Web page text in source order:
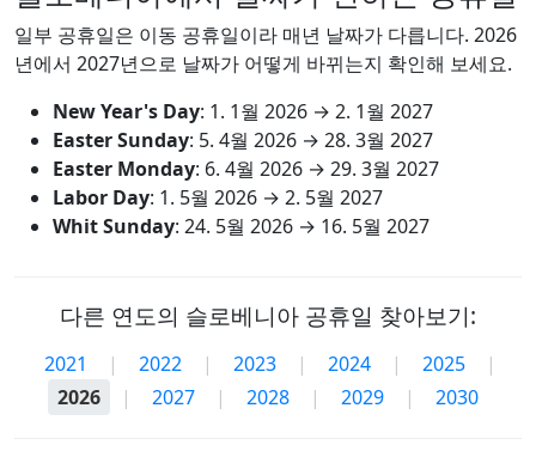
일부 공휴일은 이동 공휴일이라 매년 날짜가 다릅니다. 2026
년에서 2027년으로 날짜가 어떻게 바뀌는지 확인해 보세요.
New Year's Day: 1. 1월 2026 → 2. 1월 2027
Easter Sunday: 5. 4월 2026 → 28. 3월 2027
Easter Monday: 6. 4월 2026 → 29. 3월 2027
Labor Day: 1. 5월 2026 → 2. 5월 2027
Whit Sunday: 24. 5월 2026 → 16. 5월 2027
다른 연도의 슬로베니아 공휴일 찾아보기:
2021 | 2022 | 2023 | 2024 | 2025
|
2026
| 2027 | 2028 | 2029 | 2030